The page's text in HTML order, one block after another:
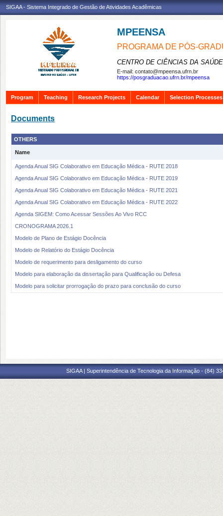
SIGAA - Sistema Integrado de Gestão de Atividades Acadêmicas
MPEENSA
PROGRAMA DE PÓS-
CENTRO DE CIÊNCIAS DA SAÚDE
E-mail: contato@mpeensa.ufrn.br
https://posgraduacao.ufrn.br/mpeensa
Program Teaching Research Projects Calendar Selection Processes
Documents
OTHERS
Name
Agenda Anual SIG Colaborativo em Educação Médica - RUTE 2018
Agenda Anual SIG Colaborativo em Educação Médica - RUTE 2019
Agenda Anual SIG Colaborativo em Educação Médica - RUTE 2021
Agenda Anual SIG Colaborativo em Educação Médica - RUTE 2022
Agenda SIGEM: Como Acessar Sessões Ao Vivo RCC
CRONOGRAMA 2026.1
Modelo de Plano de Estágio Docência
Modelo de Relatório do Estágio Docência
Modelo de requerimento para desligamento do curso
Modelo para elaboração da dissertação para Qualificação ou Defesa
Modelo para solicitar prorrogação do prazo para conclusão do curso
SIGAA | Superintendência de Tecnologia da Informação - (84)